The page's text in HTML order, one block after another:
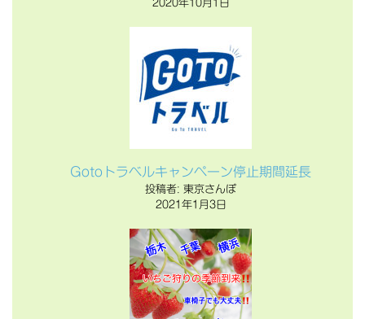
2020年10月1日
Gotoトラベルキャンペーン停止期間延長
投稿者: 東京さんぽ
2021年1月3日